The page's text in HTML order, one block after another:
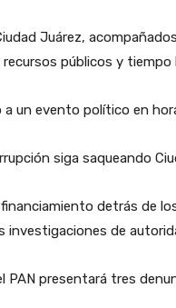
Juárez,
públicos y
a un evento político en
siga saqueando
detrás de
de
presentará tres